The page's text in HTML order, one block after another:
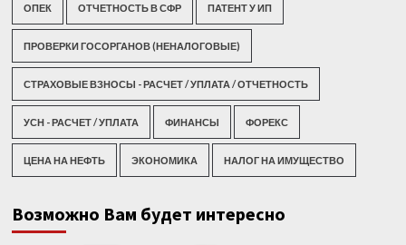
ОПЕК ОТЧЕТНОСТЬ В СФР ПАТЕНТ У ИП
ПРОВЕРКИ ГОСОРГАНОВ (НЕНАЛОГОВЫЕ)
СТРАХОВЫЕ ВЗНОСЫ - РАСЧЕТ / УПЛАТА / ОТЧЕТНОСТЬ
УСН - РАСЧЕТ / УПЛАТА ФИНАНСЫ ФОРЕКС
ЦЕНА НА НЕФТЬ ЭКОНОМИКА НАЛОГ НА ИМУЩЕСТВО
Возможно Вам будет интересно